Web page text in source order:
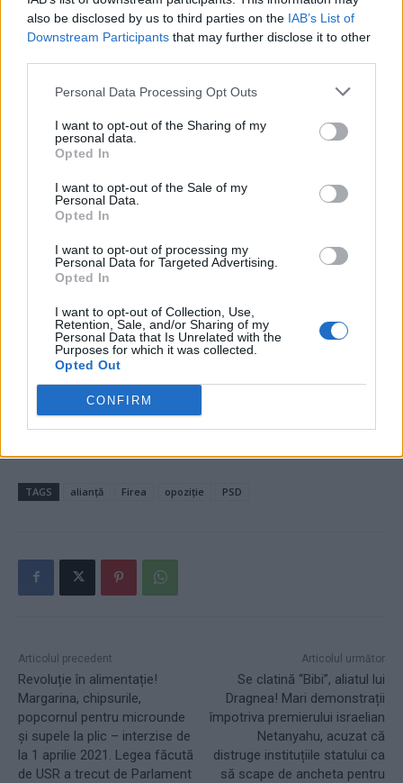
also be disclosed by us to third parties on the IAB’s List of
Downstream Participants that may further disclose it to other
Personal Data Processing Opt Outs
I want to opt-out of the Sharing of my
personal data.
Opted In
I want to opt-out of the Sale of my
Personal Data.
Opted In
I want to opt-out of processing my
Personal Data for Targeted Advertising.
Opted In
I want to opt-out of Collection, Use,
Retention, Sale, and/or Sharing of my
Personal Data that Is Unrelated with the
Purposes for which it was collected.
Opted Out
CONFIRM
Un candidat la Primarie interesat doar sa dea in judecata
cetateni si investitori pentru presupuse vicii urbanistice
Norocul nostru, al tuturor, este ca Dumnezeu nu doarme
niciodata si ca cetatenii sunt muuult mai inteligenti decat
guvernului!
AbuzDePutere
FolosireaResurselorPublice
TranzactiiPoliticeMurdare
VorSaPrivatizezeSanatatea“.
- Advertisement -
TAGS alianță Firea opoziție PSD
Articolul precedent
Revoluție în alimentație!
Margarina, chipsurile,
popcornul pentru microunde
și supele la plic – interzise de
la 1 aprilie 2021. Legea făcută
de USR a trecut de Parlament
Articolul următor
Se clatină “Bibi”, aliatul lui
Dragnea! Mari demonstrații
împotriva premierului israelian
Netanyahu, acuzat că
distruge instituțiile statului ca
să scape de ancheta pentru